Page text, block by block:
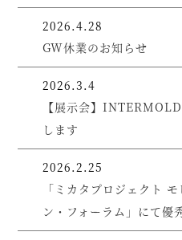
2026.4.28
GW休業のお知らせ
2026.3.4
【展示会】
します
2026.2.25
「ミカタプロジェクト
ン・フォーラム」にて優